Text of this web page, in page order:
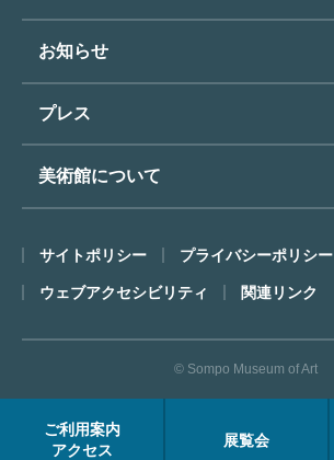
ご利用案内
アクセス
展覧会
フロアマップ
ミュージアムショップ
カフェ
コレクションハイライト
オンラインで美術鑑賞
博物館実習について
よくあるご質問
東郷⻘児作品著作権申請
お知らせ
お知らせトップ
プレス
プレスリリーストップ
美術館について
ごあいさつ
コンセプト
沿革
FACEアーカイブス
サイトポリシー プライバシーポリシー
ウェブアクセシビリティ 関連リンク
© Sompo Museum of Art